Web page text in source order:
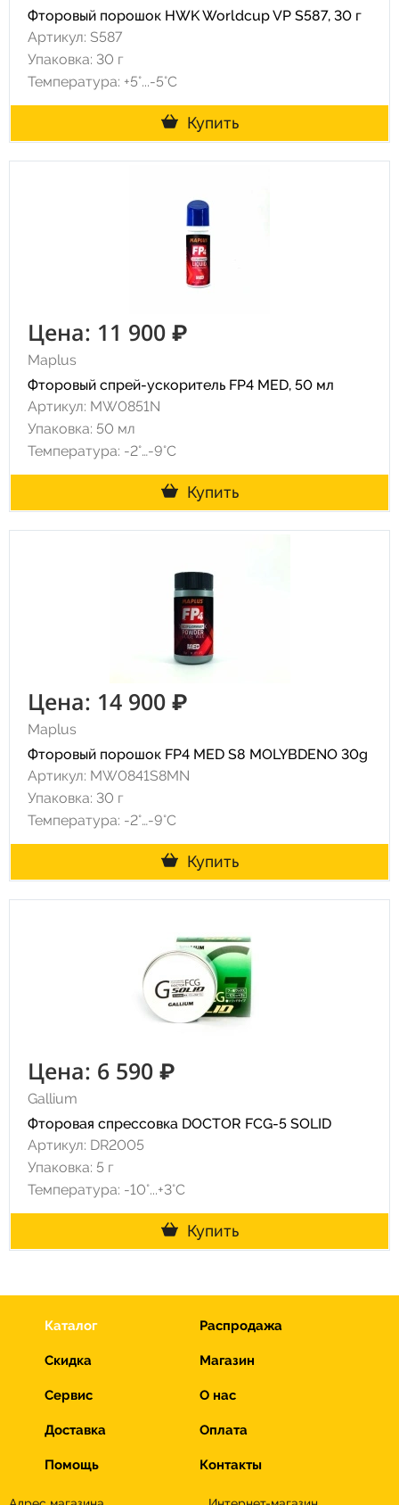
Фторовый порошок HWK Worldcup VP S587, 30 г
Артикул: S587
Упаковка: 30 г
Температура: +5°...-5°С
Купить
Цена: 11 900 ₽
Maplus
Фторовый спрей-ускоритель FP4 MED, 50 мл
Артикул: MW0851N
Упаковка: 50 мл
Температура: -2°…-9°C
Купить
Цена: 14 900 ₽
Maplus
Фторовый порошок FP4 MED S8 MOLYBDENO 30g
Артикул: MW0841S8MN
Упаковка: 30 г
Температура: -2°…-9°C
Купить
Цена: 6 590 ₽
Gallium
Фторовая спрессовка DOCTOR FCG-5 SOLID
Артикул: DR2005
Упаковка: 5 г
Температура: -10°...+3°С
Купить
Каталог Распродажа
Скидка Магазин
Сервис О нас
Доставка Оплата
Помощь Контакты